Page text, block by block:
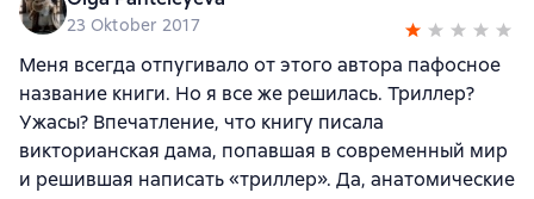
23 Oktober 2017
Меня всегда отпугивало от этого автора пафосное
название книги. Но я все же решилась. Триллер?
Ужасы? Впечатление, что книгу писала
викторианская дама, попавшая в современный мир
и решившая написать «триллер». Да, анатомические